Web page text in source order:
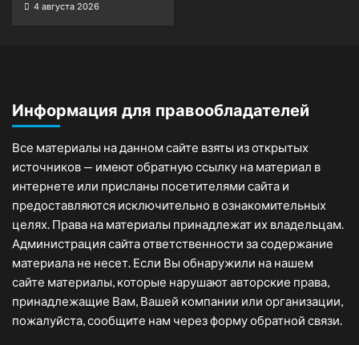
4 августа 2026
Информация для правообладателей
Все материалы на данном сайте взяты из открытых
источников — имеют обратную ссылку на материал в
интернете или присланы посетителями сайта и
предоставляются исключительно в ознакомительных
целях. Права на материалы принадлежат их владельцам.
Администрация сайта ответственности за содержание
материала не несет. Если Вы обнаружили на нашем
сайте материалы, которые нарушают авторские права,
принадлежащие Вам, Вашей компании или организации,
пожалуйста, сообщите нам через форму обратной связи.